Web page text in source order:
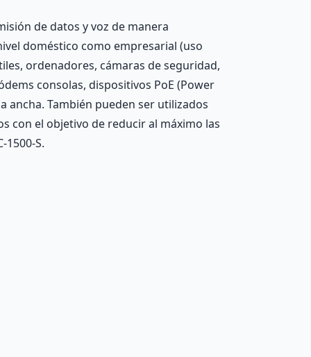
de datos y voz de manera
doméstico como empresarial (uso
ordenadores, cámaras de seguridad,
consolas, dispositivos PoE (Power
También pueden ser utilizados
con el objetivo de reducir al máximo las
S.